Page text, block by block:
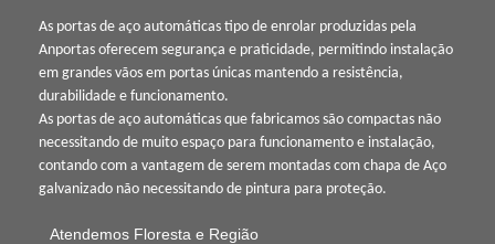
As portas de aço automáticas tipo de enrolar produzidas pela
Anportas oferecem segurança e praticidade, permitindo instalação
em grandes vãos em portas únicas mantendo a resistência,
durabilidade e funcionamento.
As portas de aço automáticas que fabricamos são compactas não
necessitando de muito espaço para funcionamento e instalação,
contando com a vantagem de serem montadas com chapa de Aço
galvanizado não necessitando de pintura para proteção.
Atendemos Floresta e Região